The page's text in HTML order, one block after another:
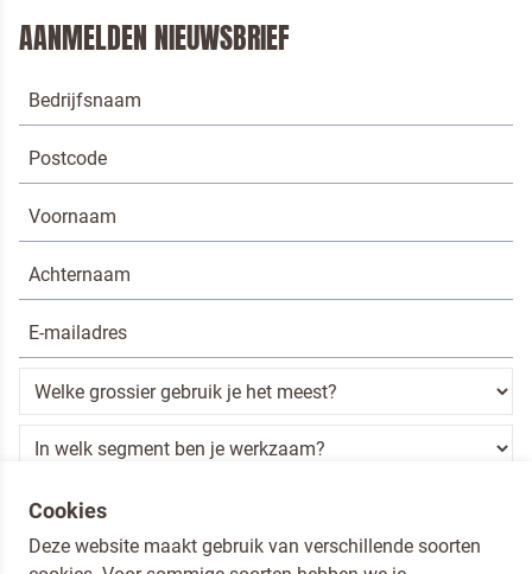
AANMELDEN NIEUWSBRIEF
Ik ben een horeca professional
Door op versturen te klikken, ga je akkoord metonze voorwaarden.
Cookies
Deze website maakt gebruik van verschillende soorten